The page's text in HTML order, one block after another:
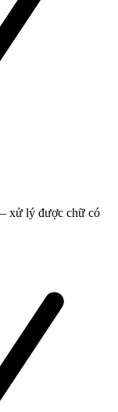
xử lý được chữ có